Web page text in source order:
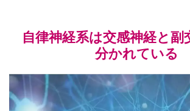
自律神経系は交感神経と副
分かれている